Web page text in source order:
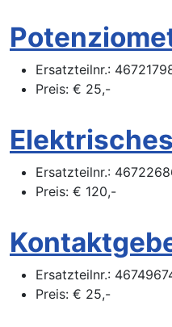
Ersatzteilnr.:
Preis: € 25,-
Ersatzteilnr.:
Preis: € 120,-
Ersatzteilnr.:
Preis: € 25,-